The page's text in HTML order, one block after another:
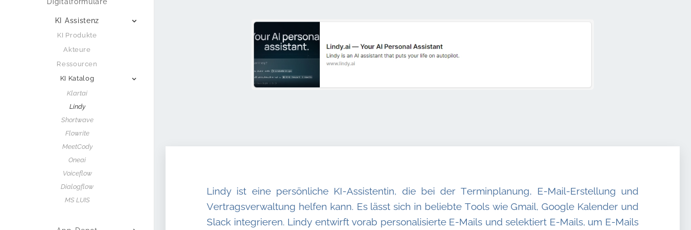
KI Assistenz
KI Produkte
Akteure
Ressourcen
KI Katalog
Klartai
Lindy
Shortwave
Flowrite
MeetCody
Oneai
Voiceflow
Dialogflow
MS LUIS
Lindy ist eine persönliche KI-Assistentin, die bei der Terminplanung, E-Mail-Erstellung und
Vertragsverwaltung helfen kann. Es lässt sich in beliebte Tools wie Gmail, Google Kalender und
Slack integrieren. Lindy entwirft vorab personalisierte E-Mails und selektiert E-Mails, um E-Mails